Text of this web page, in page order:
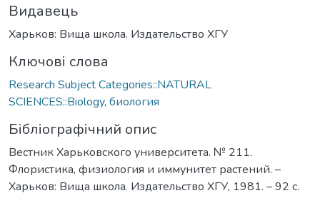
Видавець
Харьков: Вища школа. Издательство ХГУ
Ключові слова
Research Subject Categories::NATURAL
SCIENCES::Biology, биология
Бібліографічний опис
Вестник Харьковского университета. № 211.
Флористика, физиология и иммунитет растений. –
Харьков: Вища школа. Издательство ХГУ, 1981. – 92 с.